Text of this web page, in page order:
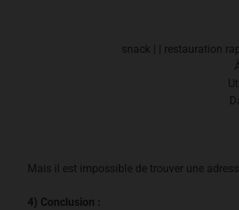
snack | | restauration
Mais il est impossible de trouver une
4) Conclusion :